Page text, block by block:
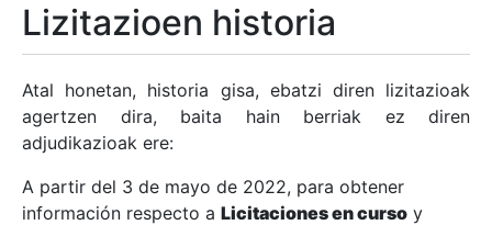
Erakutsi/Ezkutatu
Erakutsi/Ezkutatu
Lizitazioen historia
Atal honetan, historia gisa, ebatzi diren lizitazioak
agertzen dira, baita hain berriak ez diren
adjudikazioak ere:
A partir del 3 de mayo de 2022, para obtener
información respecto a Licitaciones en curso y